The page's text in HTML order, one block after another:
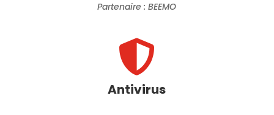
Partenaire : BEEMO

Antivirus